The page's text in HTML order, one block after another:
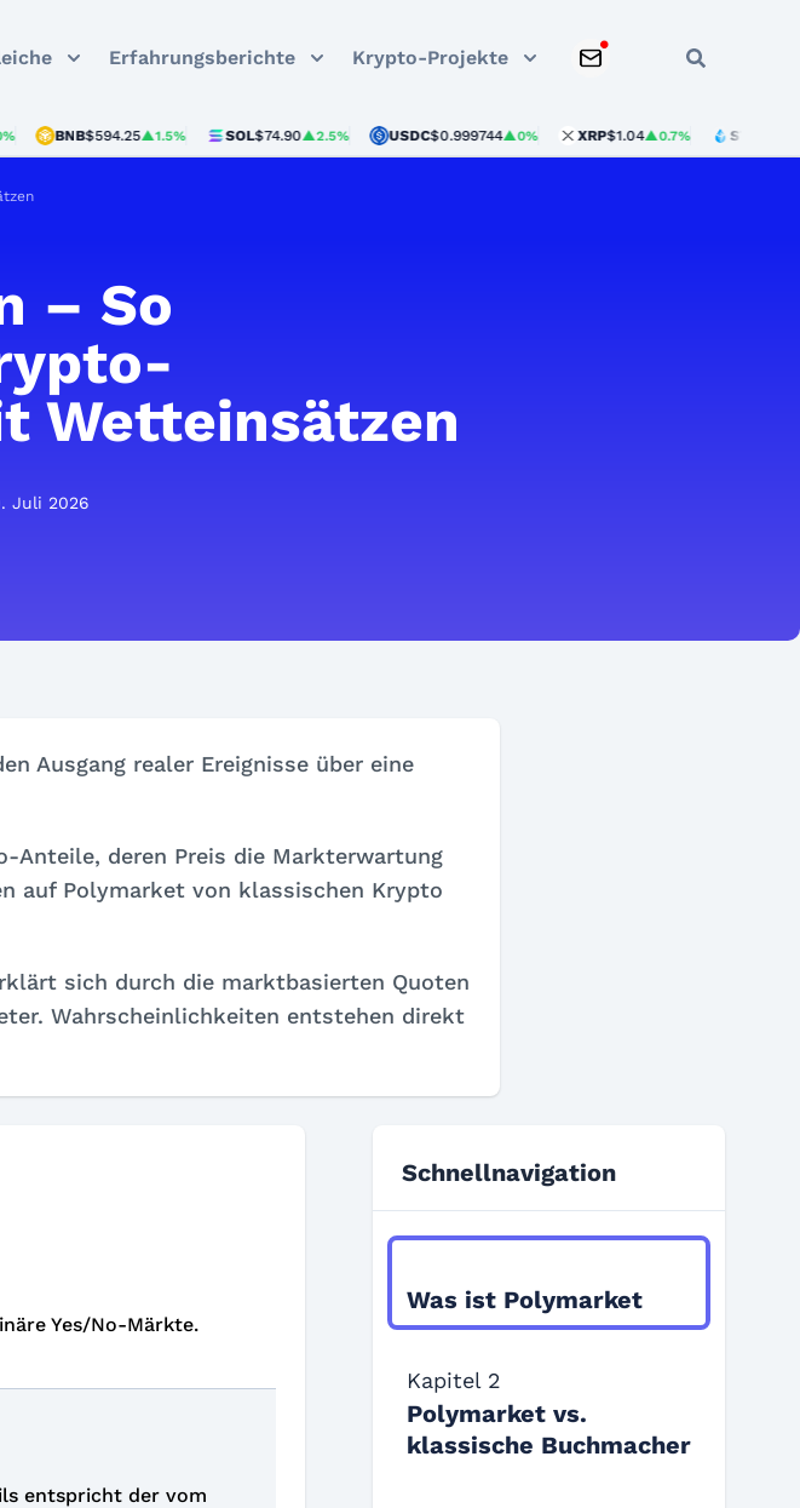
Erfahrungsberichte Krypto-Projekte
BNB$594.25▲1.5% SOL$74.90▲2.5% USDC$0.999744▲0% XRP$1.04▲0.7% STETH
– So
Wetteinsätzen
Juli 2026
Ausgang realer Ereignisse über eine
Anteile, deren Preis die Markterwartung
auf Polymarket von klassischen Krypto
sich durch die marktbasierten Quoten
Wahrscheinlichkeiten entstehen direkt
Yes/No-Märkte.
entspricht der vom
Schnellnavigation
Was ist Polymarket
Kapitel 2
Polymarket vs.
klassische Buchmacher